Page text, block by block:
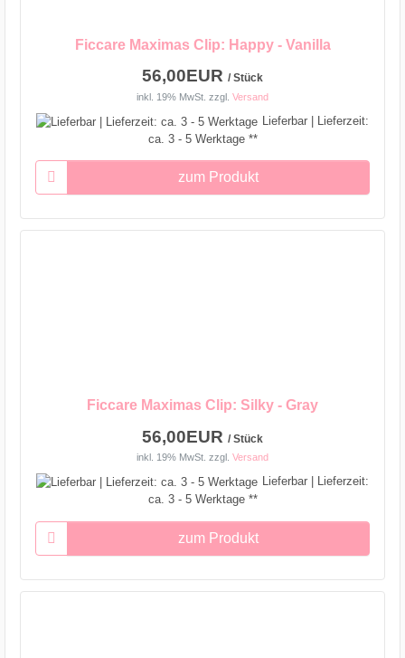
Ficcare Maximas Clip: Happy - Vanilla
56,00EUR / Stück
inkl. 19% MwSt. zzgl. Versand
Lieferbar | Lieferzeit:
ca. 3 - 5 Werktage **
zum Produkt
Ficcare Maximas Clip: Silky - Gray
56,00EUR / Stück
inkl. 19% MwSt. zzgl. Versand
Lieferbar | Lieferzeit:
ca. 3 - 5 Werktage **
zum Produkt